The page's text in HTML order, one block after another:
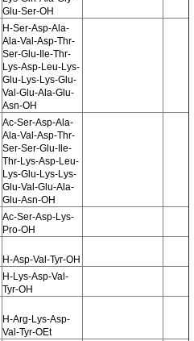
Glu-Ser-OH
H-Ser-Asp-Ala-
Ala-Val-Asp-Thr-
Ser-Glu-Ile-Thr-
Lys-Asp-Leu-Lys-
Glu-Lys-Lys-Glu-
Val-Glu-Ala-Glu-
Asn-OH
Ac-Ser-Asp-Ala-
Ala-Val-Asp-Thr-
Ser-Ser-Glu-Ile-
Thr-Lys-Asp-Leu-
Lys-Glu-Lys-Lys-
Glu-Val-Glu-Ala-
Glu-Asn-OH
Ac-Ser-Asp-Lys-
Pro-OH
H-Asp-Val-Tyr-OH
H-Lys-Asp-Val-
Tyr-OH
H-Arg-Lys-Asp-
Val-Tyr-OEt